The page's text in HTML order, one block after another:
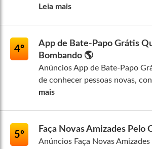
Leia mais
4º
App de Bate-Papo Grátis
Bombando 🌎
Anúncios App de Bate-Papo
de conhecer pessoas novas,
mais
5º
Faça Novas Amizades Pelo
Anúncios Faça Novas